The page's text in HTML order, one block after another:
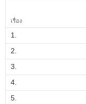
เรื่อง
1.
2.
3.
4.
5.